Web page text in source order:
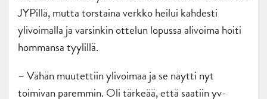
JYPillä, mutta torstaina verkko heilui kahdesti
ylivoimalla ja varsinkin ottelun lopussa alivoima hoiti
hommansa tyylillä.
– Vähän muutettiin ylivoimaa ja se näytti nyt
toimivan paremmin. Oli tärkeää, että saatiin yv-